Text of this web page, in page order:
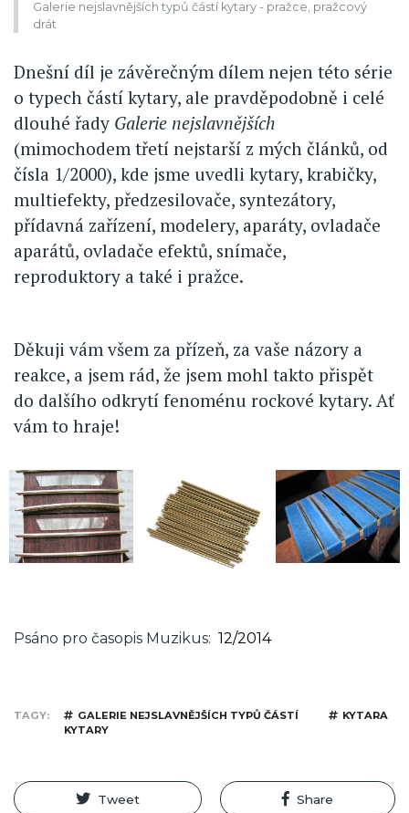
Galerie nejslavnějších typů částí kytary - pražce, pražcový
drát
Dnešní díl je závěrečným dílem nejen této série
o typech částí kytary, ale pravděpodobně i celé
dlouhé řady Galerie nejslavnějších
(mimochodem třetí nejstarší z mých článků, od
čísla 1/2000), kde jsme uvedli kytary, krabičky,
multiefekty, předzesilovače, syntezátory,
přídavná zařízení, modelery, aparáty, ovladače
aparátů, ovladače efektů, snímače,
reproduktory a také i pražce.
Děkuji vám všem za přízeň, za vaše názory a
reakce, a jsem rád, že jsem mohl takto přispět
do dalšího odkrytí fenoménu rockové kytary. Ať
vám to hraje!
Psáno pro časopis Muzikus 12/2014
TAGY
GALERIE NEJSLAVNĚJŠÍCH TYPŮ ČÁSTÍ
KYTARY
KYTARA
Tweet Share